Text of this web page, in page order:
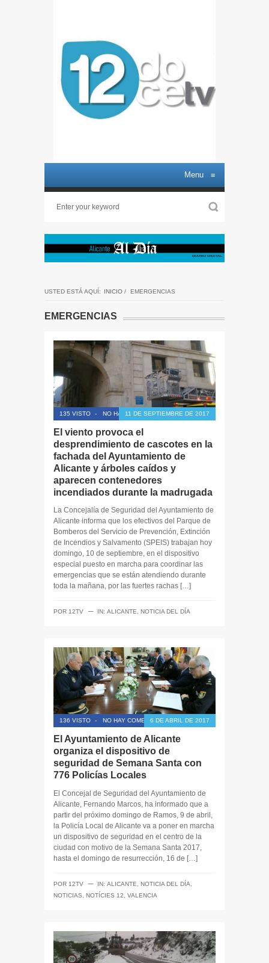
Menu ≡
USTED ESTÁ AQUÍ: INICIO / EMERGENCIAS
EMERGENCIAS
135 VISTO - NO HAY COMENTARIOS
11 DE SEPTIEMBRE DE 2017
El viento provoca el
desprendimiento de cascotes en la
fachada del Ayuntamiento de
Alicante y árboles caídos y
aparecen contenedores
incendiados durante la madrugada
La Concejalía de Seguridad del Ayuntamiento de
Alicante informa que los efectivos del Parque de
Bomberos del Servicio de Prevención, Extinción
de Incendios y Salvamento (SPEIS) trabajan hoy
domingo, 10 de septiembre, en el dispositivo
especial puesto en marcha para coordinar las
emergencias que se están atendiendo durante
toda la mañana, por las fuertes rachas […]
POR 12TV ─ IN: ALICANTE, NOTICIA DEL DÍA
136 VISTO - NO HAY COMENTARIOS6 DE ABRIL DE 2017
El Ayuntamiento de Alicante
organiza el dispositivo de
seguridad de Semana Santa con
776 Policías Locales
El Concejal de Seguridad del Ayuntamiento de
Alicante, Fernando Marcos, ha informado que a
partir del próximo domingo de Ramos, 9 de abril,
la Policía Local de Alicante va a poner en marcha
un dispositivo de seguridad en el centro de la
ciudad con motivo de la Semana Santa 2017,
hasta el domingo de resurrección, 16 de […]
POR 12TV ─ IN: ALICANTE NOTICIA DEL DÍA
NOTICIAS
NOTÍCIES 12 VALENCIA